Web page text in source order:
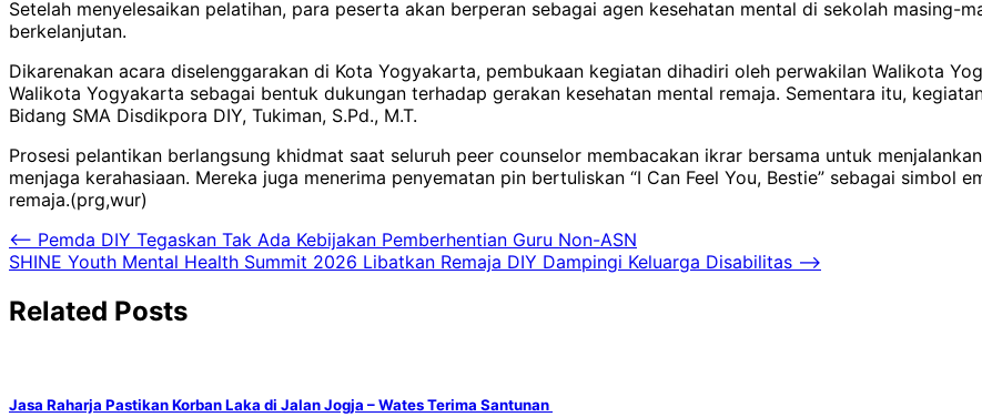
Setelah menyelesaikan pelatihan, para peserta akan berperan sebagai agen kesehatan mental di sekolah masing-
berkelanjutan.
Dikarenakan acara diselenggarakan di Kota Yogyakarta, pembukaan kegiatan dihadiri oleh perwakilan Walikota
Walikota Yogyakarta sebagai bentuk dukungan terhadap gerakan kesehatan mental remaja. Sementara itu,
Bidang SMA Disdikpora DIY, Tukiman, S.Pd., M.T.
Prosesi pelantikan berlangsung khidmat saat seluruh peer counselor membacakan ikrar bersama untuk
menjaga kerahasiaan. Mereka juga menerima penyematan pin bertuliskan “I Can Feel You, Bestie” sebagai simbol
remaja.(prg,wur)
Navigasi
pos
⟵ Pemda DIY Tegaskan Tak Ada Kebijakan Pemberhentian Guru Non-ASN
SHINE Youth Mental Health Summit 2026 Libatkan Remaja DIY Dampingi Keluarga Disabilitas ⟶
Related Posts
Jasa Raharja Pastikan Korban Laka di Jalan Jogja – Wates Terima Santunan